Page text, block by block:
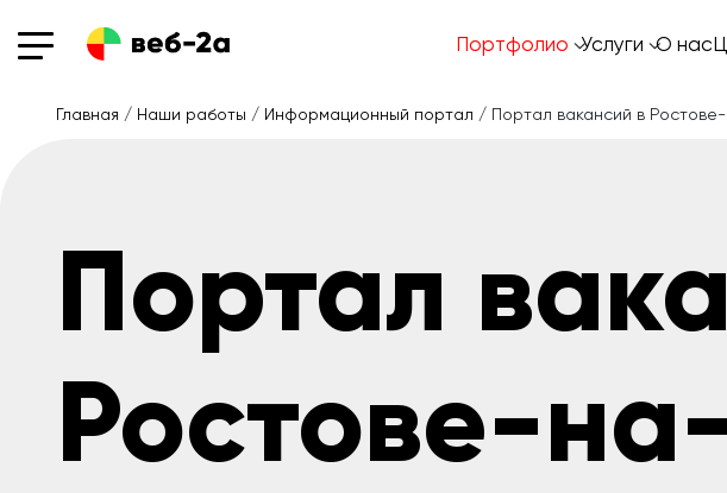
Портфолио Услуги О нас
Главная / Наши работы / Информационный портал / Портал вакансий в
Портал
Ростове-